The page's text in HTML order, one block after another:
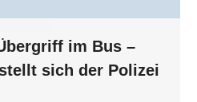
im Bus –
sich der Polizei